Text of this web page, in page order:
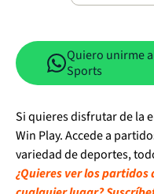
Quiero unirme
Sports
Si quieres disfrutar de la
Win Play. Accede a
variedad de deportes,
¿Quieres ver los